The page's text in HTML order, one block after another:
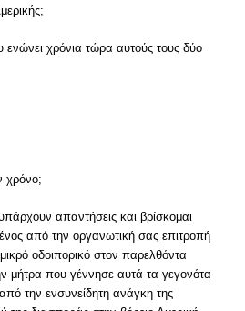
ενώνει χρόνια τώρα αυτούς τους δύο
χρόνο;
απαντήσεις και βρίσκομαι
από την οργανωτική σας επιτροπή
οδοιπορικό στον παρελθόντα
μήτρα που γέννησε αυτά τα γεγονότα
την ενσυνείδητη ανάγκη της